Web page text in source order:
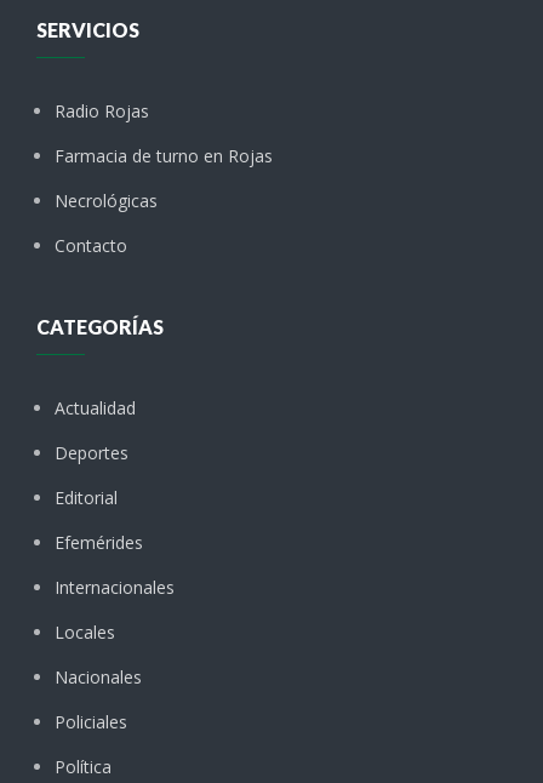
SERVICIOS
Radio Rojas
Farmacia de turno en Rojas
Necrológicas
Contacto
CATEGORÍAS
Actualidad
Deportes
Editorial
Efemérides
Internacionales
Locales
Nacionales
Policiales
Política